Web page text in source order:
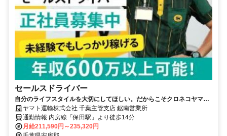
セールスドライバー
自分のライフスタイルを大切にしてほしい。だからこそクロネコヤマト
は収入も休日も充実
ヤマト運輸株式会社 千葉主管支店 鋸南営業所
通勤情報 内房線「保田駅」より徒歩14分
月給211,590円～235,320円